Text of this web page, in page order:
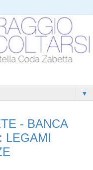
▼
- BANCA
LEGAMI